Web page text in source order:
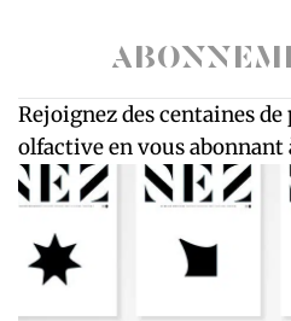
Rejoignez des centaines
olfactive en vous abonnant